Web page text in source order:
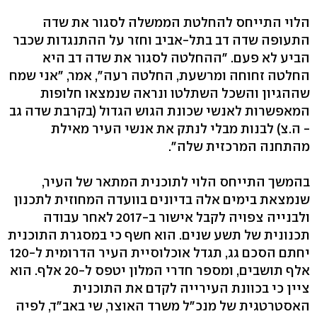
הלוי התייחס להחלטת הממשלה לסגור את שדה
התעופה שדה דב בתל-אביב וחזר על ההתנגדות שכבר
הביע לא פעם. "ההחלטה לסגור את שדה דב היא
החלטה זחוחה ומרשעת, החלטה רעה", אמר, "אני שמח
שההגיון והשכל השתלטו ונראה שנמצאו חלופות
המאפשרות לאנשי שכונת הגוש הגדול (בקרבת שדה גב
- ה.צ) לבנות מבלי לנתק את אנשי העיר מאילת
מהתחנה המרכזית שלה".
בהמשך התייחס הלוי לתוכנית המתאר של העיר,
שנמצאת בימים אלה בדיונים בוועדה המחוזית לתכנון
ולבנייה צפויה לקבל אישור ב-2017 לאחר עבודה
תכנונית של תשע שנים. הוא חשף כי במסגרת התוכנית
יחתם הסכם גג, תגדל אוכלוסיית העיר הדרומית ל-120
אלף תושבים, ומספר חדרי המלון יטפס ל-20 אלף. הוא
ציין כי בכוונת העירייה לקדם את התוכנית
האסטרטגית של מנכ"ל משרד האוצר, שי באב"ד, לפיה